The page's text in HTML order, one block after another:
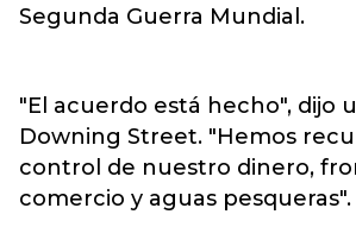
Segunda Guerra Mundial.
"El acuerdo está hecho", dijo
Downing Street. "Hemos
control de nuestro dinero,
comercio y aguas pesqueras".